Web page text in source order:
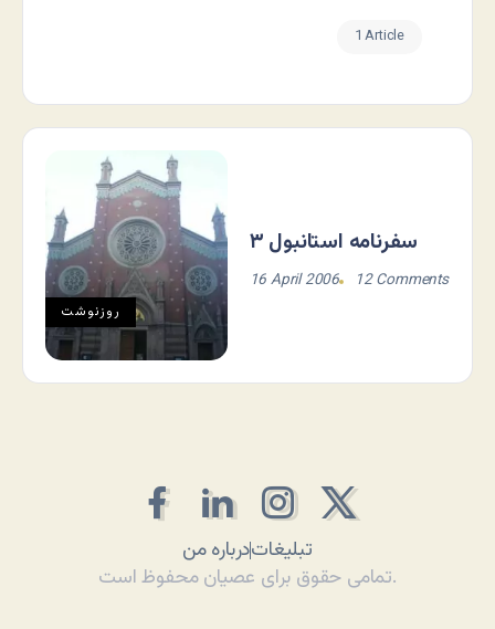
1 Article
روزنوشت
سفرنامه استانبول ۳
16 April 2006 12 Comments
درباره منتبلیغات
تمامی حقوق برای عصیان محفوظ است.